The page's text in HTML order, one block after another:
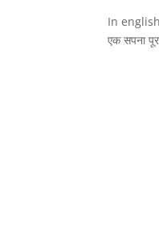
In english
एक सपना